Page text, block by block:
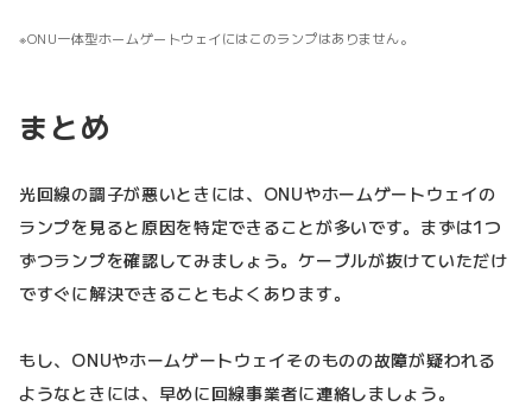
ONU一体型ホームゲートウェイにはこのランプはありません。
まとめ
光回線の調子が悪いときには、ONUやホームゲートウェイの
ランプを見ると原因を特定できることが多いです。まずは1つ
ずつランプを確認してみましょう。ケーブルが抜けていただけ
ですぐに解決できることもよくあります。
もし、ONUやホームゲートウェイそのものの故障が疑われる
ようなときには、早めに回線事業者に連絡しましょう。